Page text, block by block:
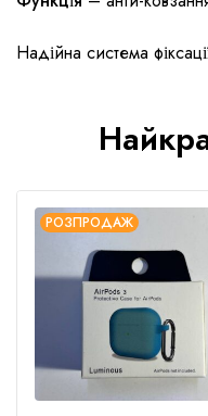
Надійна система
РОЗПРОДАЖ